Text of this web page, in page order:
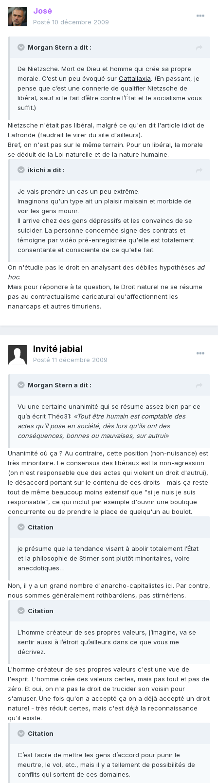
José
Posté 10 décembre 2009
Morgan Stern a dit :
De Nietzsche. Mort de Dieu et homme qui crée sa propre
morale. C’est un peu évoqué sur Cattallaxia. (En passant, je
pense que c’est une connerie de qualifier Nietzsche de
libéral, sauf si le fait d’être contre l’État et le socialisme vous
suffit.)
Nietzsche n'était pas libéral, malgré ce qu'en dit l'article idiot de
Lafronde (faudrait le virer du site d'ailleurs).
Bref, on n'est pas sur le même terrain. Pour un libéral, la morale
se déduit de la Loi naturelle et de la nature humaine.
ikichi a dit :
Je vais prendre un cas un peu extrême.
Imaginons qu'un type ait un plaisir malsain et morbide de
voir les gens mourir.
Il arrive chez des gens dépressifs et les convaincs de se
suicider. La personne concernée signe des contrats et
témoigne par vidéo pré-enregistrée qu'elle est totalement
consentante et consciente de ce qu'elle fait.
On n'étudie pas le droit en analysant des débiles hypothèses ad
hoc.
Mais pour répondre à ta question, le Droit naturel ne se résume
pas au contractualisme caricatural qu'affectionnent les
nanarcaps et autres timuriens.
Invité jabial
Posté 11 décembre 2009
Morgan Stern a dit :
Vu une certaine unanimité qui se résume assez bien par ce
qu’a écrit Théo31: «Tout être humain est comptable des
actes qu'il pose en société, dès lors qu'ils ont des
conséquences, bonnes ou mauvaises, sur autrui»
Unanimité où ça ? Au contraire, cette position (non-nuisance) est
très minoritaire. Le consensus des libéraux est la non-agression
(on n'est responsable que des actes qui violent un droit d'autrui),
le désaccord portant sur le contenu de ces droits - mais ça reste
tout de même beaucoup moins extensif que "si je nuis je suis
responsable", ce qui inclut par exemple d'ouvrir une boutique
concurrente ou de prendre la place de quelqu'un au boulot.
Citation
je présume que la tendance visant à abolir totalement l’État
et la philosophie de Stirner sont plutôt minoritaires, voire
anecdotiques…
Non, il y a un grand nombre d'anarcho-capitalistes ici. Par contre,
nous sommes généralement rothbardiens, pas stirnériens.
Citation
L’homme créateur de ses propres valeurs, j’imagine, va se
sentir aussi à l’étroit qu’ailleurs dans ce que vous me
décrivez.
L'homme créateur de ses propres valeurs c'est une vue de
l'esprit. L'homme crée des valeurs certes, mais pas tout et pas de
zéro. Et oui, on n'a pas le droit de trucider son voisin pour
s'amuser. Une fois qu'on a accepté ça on a déjà accepté un droit
naturel - très réduit certes, mais c'est déjà la reconnaissance
qu'il existe.
Citation
C’est facile de mettre les gens d’accord pour punir le
meurtre, le vol, etc., mais il y a tellement de possibilités de
conflits qui sortent de ces domaines.